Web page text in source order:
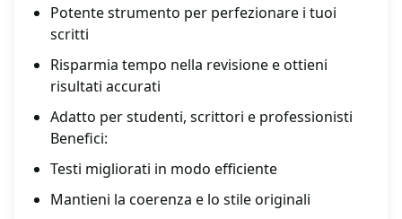
Potente strumento per perfezionare i tuoi
scritti
Risparmia tempo nella revisione e ottieni
risultati accurati
Adatto per studenti, scrittori e professionisti
Benefici:
Testi migliorati in modo efficiente
Mantieni la coerenza e lo stile originali